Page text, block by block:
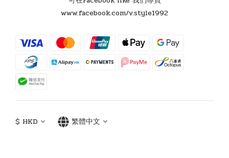
www.facebook.com/v.style1992
$ HKD 繁體中文